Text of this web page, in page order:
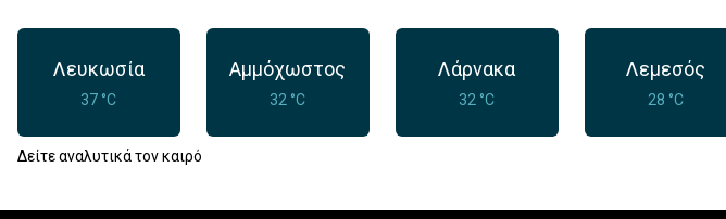
Λευκωσία
37 °C
Αμμόχωστος
32 °C
Λάρνακα
32 °C
Λεμεσός
28 °C
Δείτε αναλυτικά τον καιρό